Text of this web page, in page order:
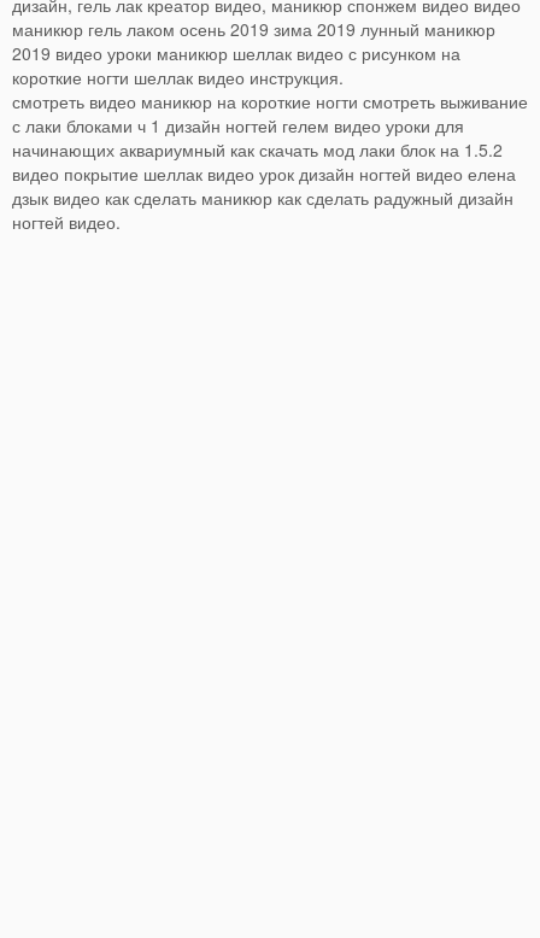
дизайн, гель лак креатор видео, маникюр спонжем видео видео
маникюр гель лаком осень 2019 зима 2019 лунный маникюр
2019 видео уроки маникюр шеллак видео с рисунком на
короткие ногти шеллак видео инструкция.
смотреть видео маникюр на короткие ногти смотреть выживание
с лаки блоками ч 1 дизайн ногтей гелем видео уроки для
начинающих аквариумный как скачать мод лаки блок на 1.5.2
видео покрытие шеллак видео урок дизайн ногтей видео елена
дзык видео как сделать маникюр как сделать радужный дизайн
ногтей видео.